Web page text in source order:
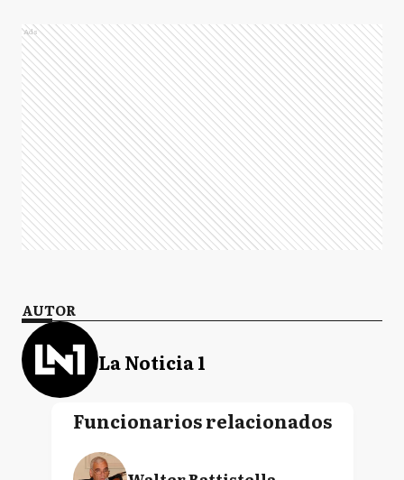
Ads
AUTOR
La Noticia 1
Funcionarios relacionados